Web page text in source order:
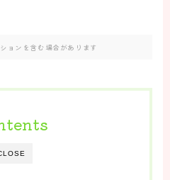
ョンを含む場合があります